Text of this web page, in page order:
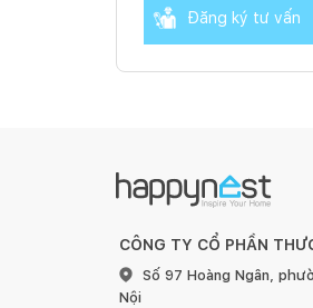
Đăng ký tư vấn
CÔNG TY CỔ PHẦN
Số 97 Hoàng Ngân,
Nội